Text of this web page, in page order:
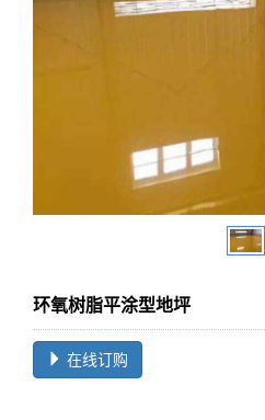
环氧树脂平涂型地坪
在线订购